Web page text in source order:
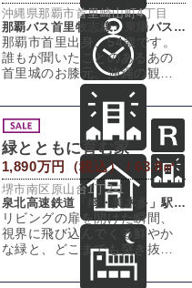
沖縄県那覇市首里崎山町4丁目
那覇バス首里牧志線・東陽バス城間線「崎山」バス停 徒歩4分
那覇市首里出身、54歳です。
誰もが聞いたことのあるあの
首里城のお膝元。沖縄の観光
地の代表格だけど、ここは地
元の人が多く住
緑とともに育む家
1,890万円（税込） / 63.8㎡
堺市南区原山台1丁2-1
泉北高速鉄道「栂・美木多」駅 徒歩5分
リビングの扉を開けた瞬間、
視界に飛び込んでくる鮮やか
な緑と、どこまでも突き抜け
るような青空。「ここ、いい
やん！」と心の声